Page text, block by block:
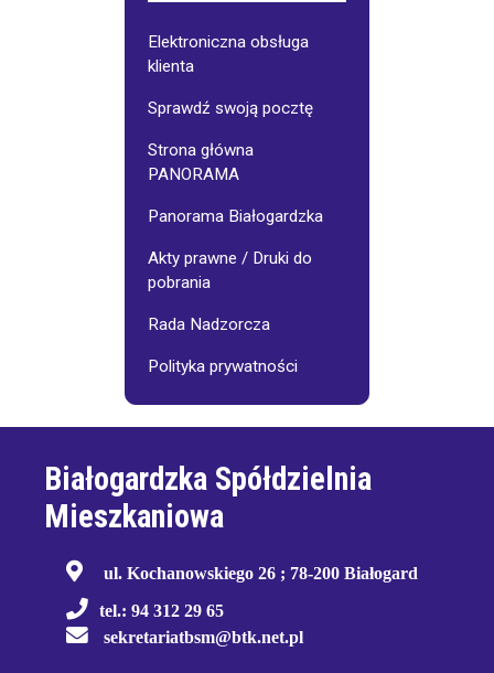
Elektroniczna obsługa
klienta
Sprawdź swoją pocztę
Strona główna
PANORAMA
Panorama Białogardzka
Akty prawne / Druki do
pobrania
Rada Nadzorcza
Polityka prywatności
Białogardzka Spółdzielnia
Mieszkaniowa
ul. Kochanowskiego 26 ; 78-200 Białogard
tel.: 94 312 29 65
sekretariatbsm@btk.net.pl